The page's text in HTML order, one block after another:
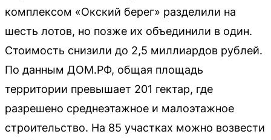
комплексом «Окский берег» разделили на
шесть лотов, но позже их объединили в один.
Стоимость снизили до 2,5 миллиардов рублей.
По данным ДОМ.РФ, общая площадь
территории превышает 201 гектар, где
разрешено среднеэтажное и малоэтажное
строительство. На 85 участках можно возвести